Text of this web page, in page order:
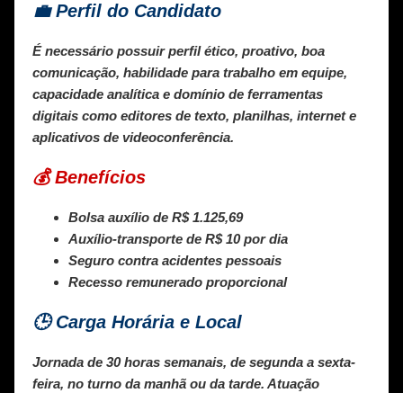
💼 Perfil do Candidato
É necessário possuir perfil ético, proativo, boa
comunicação, habilidade para trabalho em equipe,
capacidade analítica e domínio de ferramentas
digitais como editores de texto, planilhas, internet e
aplicativos de videoconferência.
💰 Benefícios
Bolsa auxílio de R$ 1.125,69
Auxílio-transporte de R$ 10 por dia
Seguro contra acidentes pessoais
Recesso remunerado proporcional
🕒 Carga Horária e Local
Jornada de 30 horas semanais, de segunda a sexta-
feira, no turno da manhã ou da tarde. Atuação